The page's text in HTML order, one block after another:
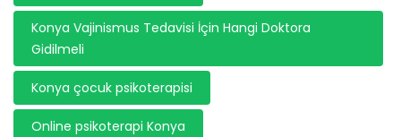
Konya Vajinismus Tedavisi İçin Hangi Doktora
Gidilmeli
Konya çocuk psikoterapisi
Online psikoterapi Konya